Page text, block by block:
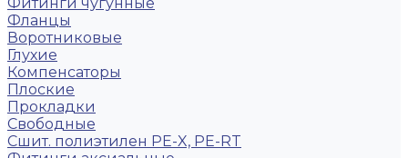
Фланцы
Воротниковые
Глухие
Компенсаторы
Плоские
Прокладки
Свободные
Сшит. полиэтилен PE-X, PE-RT